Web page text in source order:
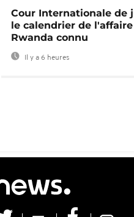
Cour Internationale de
le calendrier de l'affaire
Rwanda connu
Il y a 6 heures